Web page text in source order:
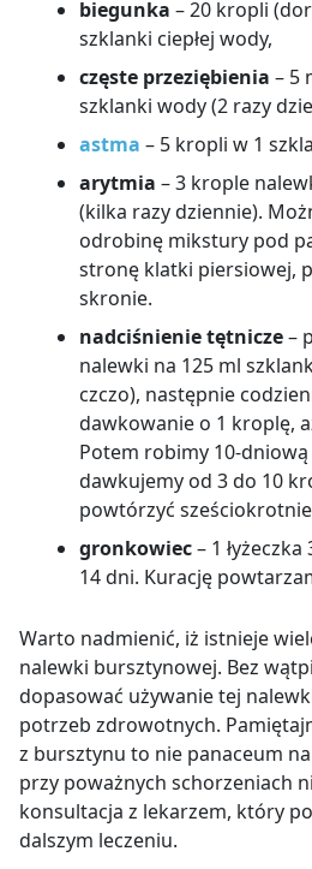
biegunka – 20 kropli
szklanki ciepłej wody,
częste przeziębienia – 5
szklanki wody (2 razy
astma – 5 kropli w 1
arytmia – 3 krople
(kilka razy dziennie).
odrobinę mikstury pod
stronę klatki piersiowej,
skronie.
nadciśnienie tętnicze–
nalewki na 125 ml
czczo), następnie
dawkowanie o 1 kroplę,
Potem robimy 10-
dawkujemy od 3 do 10
powtórzyć
gronkowiec– 1
14 dni. Kurację
Warto nadmienić, iż istnieje
nalewki bursztynowej. Bez
dopasować używanie tej
potrzeb zdrowotnych.
z bursztynu to nie panaceum
przy poważnych schorzeniach
konsultacja z lekarzem, który
dalszym leczeniu.